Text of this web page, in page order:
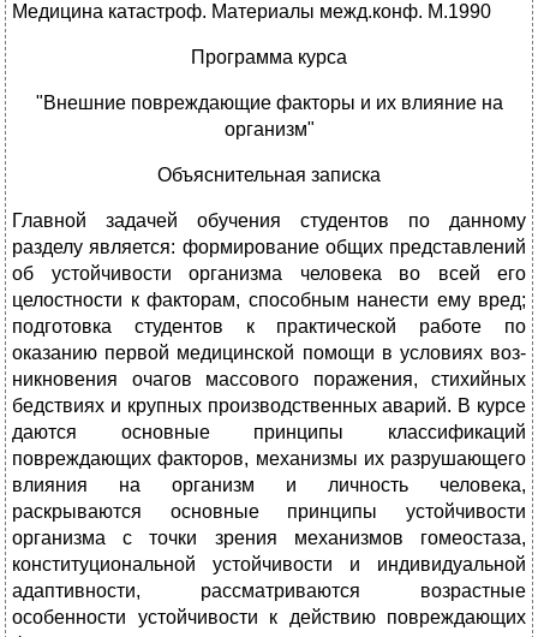
Медицина катастроф. Материалы межд.конф. М.1990
Программа курса
"Внешние повреждающие факторы и их влияние на
организм"
Объяснительная записка
Главной задачей обучения студентов по данному
разделу являет­ся: формирование общих представлений
об устойчивости организма человека во всей его
целостности к факторам, способным нанести ему вред;
подготовка студентов к практической работе по
оказанию первой меди­цинской помощи в условиях воз­
никновения очагов массового поражения, стихийных
бедствиях и крупных производственных аварий. В курсе
даются основные принципы классификаций
повреждающих факторов, механизмы их разрушающего
влияния на организм и личность человека,
раскрываются основные принципы устойчивости
организма с точки зрения механизмов гомеостаза,
конституциональной устойчивости и индивидуальной
адаптивности, рассматриваются возрастные
особенности устойчивости к действию повреждающих